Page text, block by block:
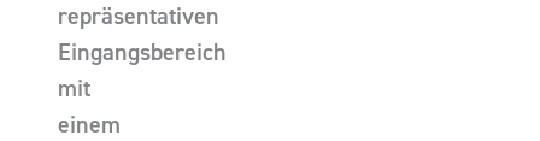
repräsentativen
Eingangsbereich
mit
einem